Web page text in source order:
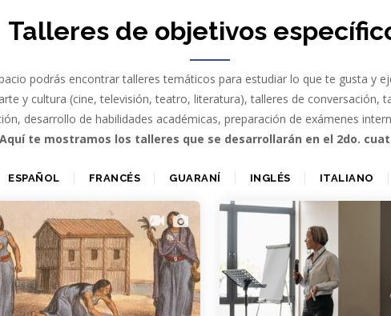
Talleres de objetivos
podrás encontrar talleres temáticos para estudiar lo que te gusta y
y cultura (cine, televisión, teatro, literatura), talleres de conversación,
desarrollo de habilidades académicas, preparación de exámenes
Aquí te mostramos los talleres que se desarrollarán en el 2do.
ESPAÑOL FRANCÉS GUARANÍ INGLÉS ITALIANO